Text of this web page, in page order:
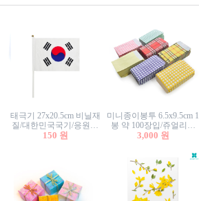
태극기 27x20.5cm 비닐재
질/대한민국국기/응원깃
발/행사깃발
150 원
미니종이봉투 6.5x9.5cm 1
봉 약 100장입/쥬얼리봉
투/증명사진봉투/악세사
3,000 원